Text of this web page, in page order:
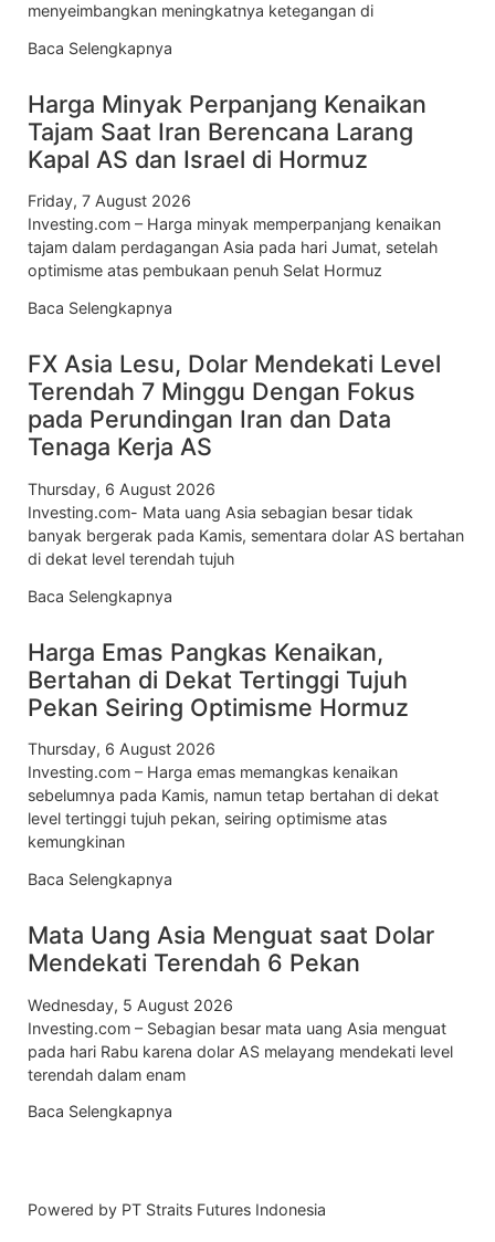
menyeimbangkan meningkatnya ketegangan di
Baca Selengkapnya
Harga Minyak Perpanjang Kenaikan
Tajam Saat Iran Berencana Larang
Kapal AS dan Israel di Hormuz
Friday, 7 August 2026
Investing.com – Harga minyak memperpanjang kenaikan
tajam dalam perdagangan Asia pada hari Jumat, setelah
optimisme atas pembukaan penuh Selat Hormuz
Baca Selengkapnya
FX Asia Lesu, Dolar Mendekati Level
Terendah 7 Minggu Dengan Fokus
pada Perundingan Iran dan Data
Tenaga Kerja AS
Thursday, 6 August 2026
Investing.com- Mata uang Asia sebagian besar tidak
banyak bergerak pada Kamis, sementara dolar AS bertahan
di dekat level terendah tujuh
Baca Selengkapnya
Harga Emas Pangkas Kenaikan,
Bertahan di Dekat Tertinggi Tujuh
Pekan Seiring Optimisme Hormuz
Thursday, 6 August 2026
Investing.com – Harga emas memangkas kenaikan
sebelumnya pada Kamis, namun tetap bertahan di dekat
level tertinggi tujuh pekan, seiring optimisme atas
kemungkinan
Baca Selengkapnya
Mata Uang Asia Menguat saat Dolar
Mendekati Terendah 6 Pekan
Wednesday, 5 August 2026
Investing.com – Sebagian besar mata uang Asia menguat
pada hari Rabu karena dolar AS melayang mendekati level
terendah dalam enam
Baca Selengkapnya
Powered by PT Straits Futures Indonesia